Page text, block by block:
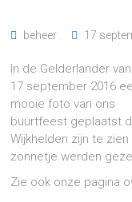
beheer 17
In de Gelderlander van
17 september 2016
mooie foto van ons
buurtfeest geplaatst
Wijkhelden zijn te
zonnetje werden
Zie ook onze pagina